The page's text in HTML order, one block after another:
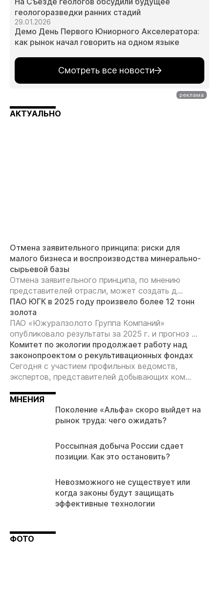
геологоразведки ранних стадий
29.01.2026
Демо День Первого Юниорного Акселератора:
как рынок начал говорить на одном языке
Смотреть все новости
АКТУАЛЬНО
Отмена заявительного принципа: риски для
малого бизнеса и воспроизводства минерально-
сырьевой базы
Отмена заявительного принципа, по мнению
представителей отрасли, может создать д...
ПАО ЮГК в 2025 году произвело более 12 тонн
золота
ПАО «Южуралзолото Группа Компаний»
опубликовало результаты за 2025 г. и прогноз ...
Комитет по экологии продолжает работу над
законопроектом о рекультивационных фондах
Сегодня с участием профильных ведомств,
экспертов, представителей добывающих ком...
МНЕНИЯ
Поколение «Альфа» скоро выйдет на
рынок труда: чего ожидать?
Россыпная добыча России сдает
позиции. Как это остановить?
Невозможного не существует или
когда законы будут защищать
эффективные технологии
ФОТО